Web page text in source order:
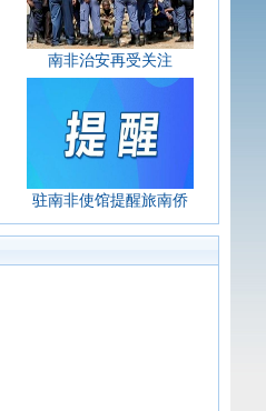
南非治安再受关注
驻南非使馆提醒旅南侨